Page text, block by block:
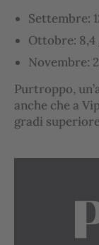
Settembre:
Ottobre: 8,4
Novembre:
Purtroppo,
anche che a
gradi